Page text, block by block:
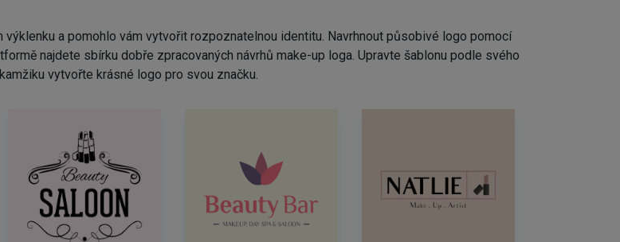
a pomohlo vám vytvořit rozpoznatelnou identitu. Navrhnout působivé logo pomocí
najdete sbírku dobře zpracovaných návrhů make-up loga. Upravte šablonu podle svého
vytvořte krásné logo pro svou značku.